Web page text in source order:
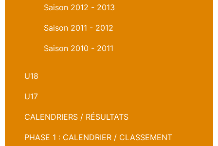
Saison 2012 - 2013
Saison 2011 - 2012
Saison 2010 - 2011
U18
U17
CALENDRIERS / RÉSULTATS
PHASE 1 : CALENDRIER / CLASSEMENT